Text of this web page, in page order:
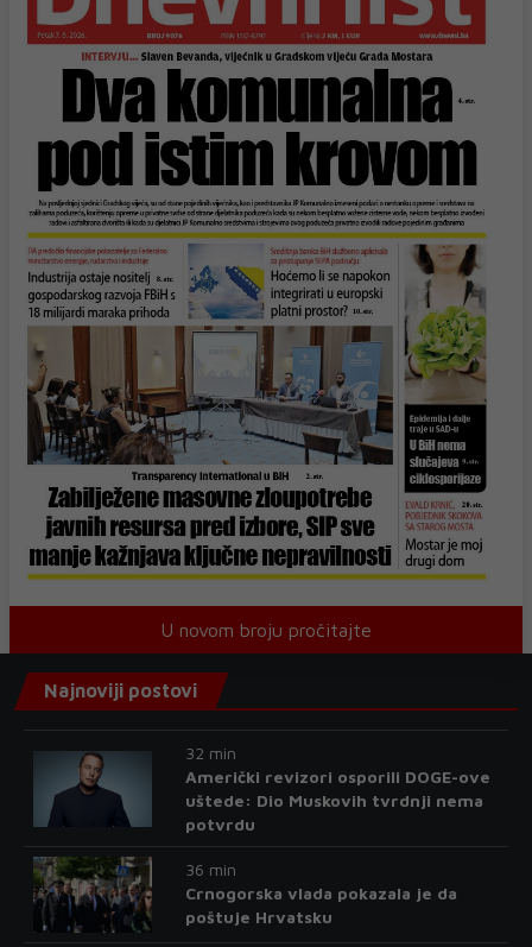
U novom broju pročitajte
Najnoviji postovi
32 min
Američki revizori osporili DOGE-ove
uštede: Dio Muskovih tvrdnji nema
potvrdu
36 min
Crnogorska vlada pokazala je da
poštuje Hrvatsku